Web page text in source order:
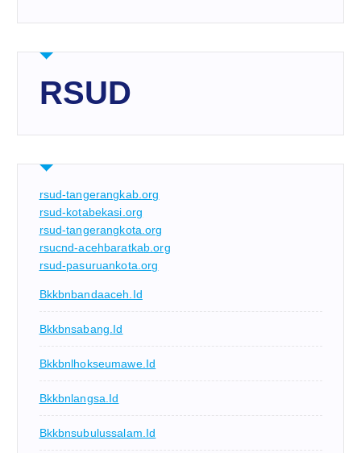
RSUD
rsud-tangerangkab.org
rsud-kotabekasi.org
rsud-tangerangkota.org
rsucnd-acehbaratkab.org
rsud-pasuruankota.org
Bkkbnbandaaceh.id
Bkkbnsabang.id
Bkkbnlhokseumawe.id
Bkkbnlangsa.id
Bkkbnsubulussalam.id